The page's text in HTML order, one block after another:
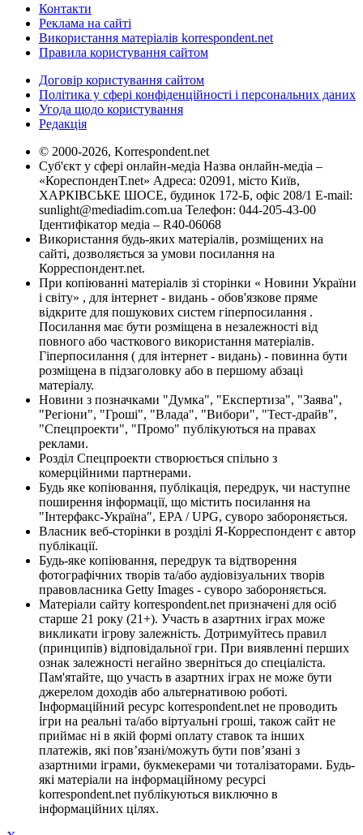
Контакти
Реклама на сайті
Використання матеріалів korrespondent.net
Правила користування сайтом
Договір користування сайтом
Політика у сфері конфіденційності і персональних даних
Угода щодо користування
Редакція
© 2000-2026, Korrespondent.net
Суб'єкт у сфері онлайн-медіа Назва онлайн-медіа –
«КореспонденТ.net» Адреса: 02091, місто Київ,
ХАРКІВСЬКЕ ШОСЕ, будинок 172-Б, офіс 208/1 E-mail:
sunlight@mediadim.com.ua Телефон: 044-205-43-00
Ідентифікатор медіа – R40-06068
Використання будь-яких матеріалів, розміщених на
сайті, дозволяється за умови посилання на
Корреспондент.net.
При копіюванні матеріалів зі сторінки « Новини України
і світу» , для інтернет - видань - обов'язкове пряме
відкрите для пошукових систем гіперпосилання .
Посилання має бути розміщена в незалежності від
повного або часткового використання матеріалів.
Гіперпосилання ( для інтернет - видань) - повинна бути
розміщена в підзаголовку або в першому абзаці
матеріалу.
Новини з позначками "Думка", "Експертиза", "Заява",
"Регіони", "Гроші", "Влада", "Вибори", "Тест-драйв",
"Спецпроекти", "Промо" публікуються на правах
реклами.
Розділ Спецпроекти створюється спільно з
комерційними партнерами.
Будь яке копіювання, публікація, передрук, чи наступне
поширення інформації, що містить посилання на
"Інтерфакс-Україна", EPA / UPG, суворо забороняється.
Власник веб-сторінки в розділі Я-Корреспондент є автор
публікації.
Будь-яке копіювання, передрук та відтворення
фотографічних творів та/або аудіовізуальних творів
правовласника Getty Images - суворо забороняється.
Матеріали сайту korrespondent.net призначені для осіб
старше 21 року (21+). Участь в азартних іграх може
викликати ігрову залежність. Дотримуйтесь правил
(принципів) відповідальної гри. При виявленні перших
ознак залежності негайно зверніться до спеціаліста.
Пам'ятайте, що участь в азартних іграх не може бути
джерелом доходів або альтернативою роботі.
Інформаційний ресурс korrespondent.net не проводить
ігри на реальні та/або віртуальні гроші, також сайт не
приймає ні в якій формі оплату ставок та інших
платежів, які пов’язані/можуть бути пов’язані з
азартними іграми, букмекерами чи тоталізаторами. Будь-
які матеріали на інформаційному ресурсі
korrespondent.net публікуються виключно в
інформаційних цілях.